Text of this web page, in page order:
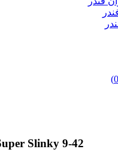
Slinky 9-42